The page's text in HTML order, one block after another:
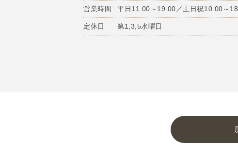
営業時間 平日11:00～19:00／土日祝10:00～
定休日 第1,3,5水曜日